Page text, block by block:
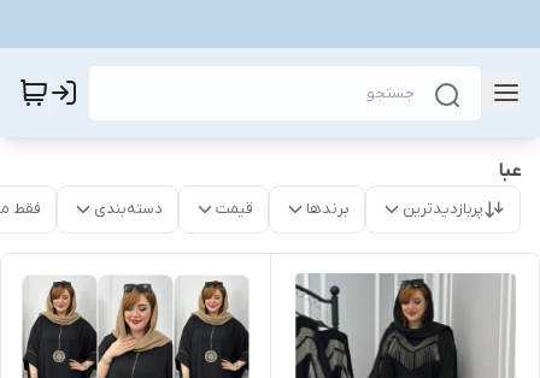
عبا
پربازدیدترین برندها قیمت دسته‌بندی فقط